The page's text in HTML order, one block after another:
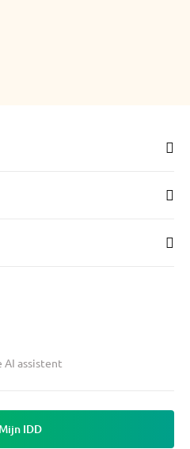
door veel groen,
park en het
mogelijkheden om te
het Wagnerplein voor
en de overige
bushalte, het
gekomen om nog
plezier te wonen als
gedaan.
AI assistent
Mijn IDD